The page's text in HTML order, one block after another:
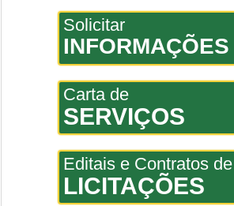
Solicitar
INFORMAÇÕES
Carta de
SERVIÇOS
Editais e Contratos de
LICITAÇÕES